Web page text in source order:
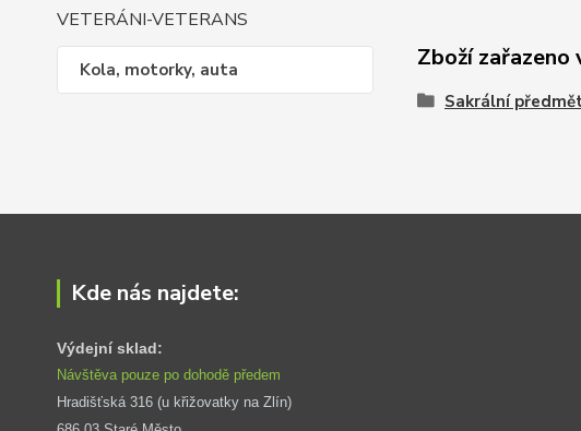
VETERÁNI-VETERANS
Kola, motorky, auta Zboží zařazeno
Sakrální
Kde nás najdete:
Výdejní sklad:
Návštěva pouze po dohodě předem
Hradišťská 316 (u křižovatky na Zlín)